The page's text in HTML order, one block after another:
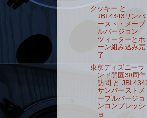
クッキー と
JBL4343サンバ
ースト・メープ
ルバージョン
ツィーターとホ
ーン組み込み完
了
東京ディズニーラ
ンド開園30周年
訪問 と
サンバーストメ
ープルバージョ
ンコンプレッシ
ョ...